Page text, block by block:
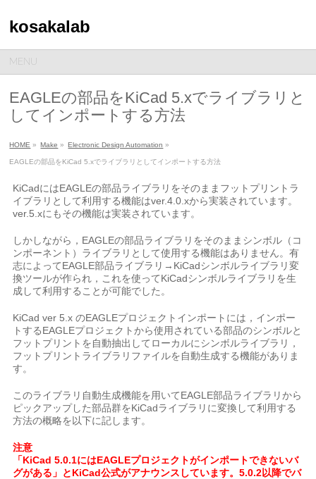
kosakalab
MENU
EAGLEの部品をKiCad 5.xでライブラリと
してインポートする方法
HOME » Make » Electronic Design Automation »
EAGLEの部品をKiCad 5.xでライブラリとしてインポートする方法
KiCadにはEAGLEの部品ライブラリをそのままフットプリントラ
イブラリとして利用する機能はver.4.0.xから実装されています。
ver.5.xにもその機能は実装されています。
しかしながら，EAGLEの部品ライブラリをそのままシンボル（コ
ンポーネント）ライブラリとして使用する機能はありません。有
志によってEAGLE部品ライブラリ→KiCadシンボルライブラリ変
換ツールが作られ，これを使ってKiCadシンボルライブラリを生
成して利用することが可能でした。
KiCad ver 5.x のEAGLEプロジェクトインポートには，インポー
トするEAGLEプロジェクトから使用されている部品のシンボルと
フットプリントを自動抽出してローカルにシンボルライブラリ，
フットプリントライブラリファイルを自動生成する機能がありま
す。
このライブラリ自動生成機能を用いてEAGLE部品ライブラリから
ピックアップした部品群をKiCadライブラリに変換して利用する
方法の概略を以下に記します。
注意
「KiCad 5.0.1にはEAGLEプロジェクトがインポートできないバ
グがある」とKiCad公式がアナウンスしています。5.0.2以降でバ